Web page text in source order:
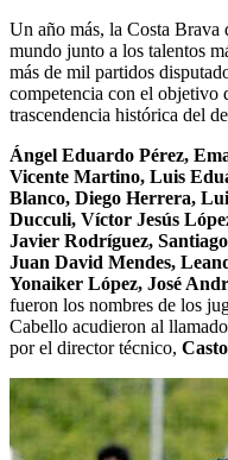
Un año más, la Costa
mundo junto a los talentos
más de mil partidos
competencia con el objetivo
trascendencia histórica del
Ángel Eduardo Pérez,
Vicente Martino, Luis
Blanco, Diego Herrera,
Ducculi, Víctor Jesús
Javier Rodríguez,
Juan David Mendes,
Yonaiker López, José
fueron los nombres de los
Cabello acudieron al
por el director técnico,